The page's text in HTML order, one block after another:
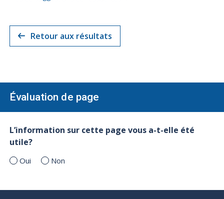
Retour aux résultats
Évaluation de page
L’information sur cette page vous a-t-elle été
utile?
Oui Non